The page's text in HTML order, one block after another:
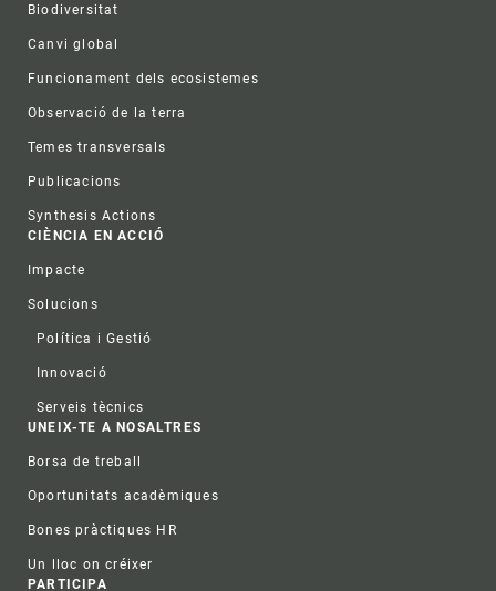
Biodiversitat
Canvi global
Funcionament dels ecosistemes
Observació de la terra
Temes transversals
Publicacions
Synthesis Actions
CIÈNCIA EN ACCIÓ
Impacte
Solucions
Política i Gestió
Innovació
Serveis tècnics
UNEIX-TE A NOSALTRES
Borsa de treball
Oportunitats acadèmiques
Bones pràctiques HR
Un lloc on créixer
PARTICIPA